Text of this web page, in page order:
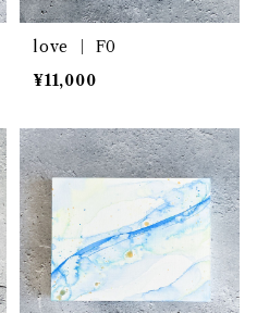
love ｜ F0
¥11,000